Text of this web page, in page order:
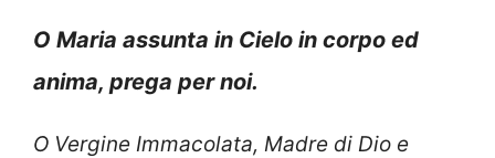
O Maria assunta in Cielo in corpo ed
anima, prega per noi.
O Vergine Immacolata, Madre di Dio e